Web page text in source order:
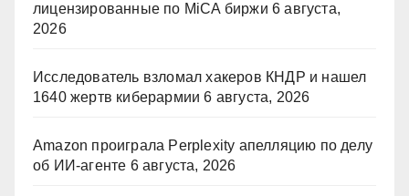
лицензированные по MiCA биржи 6 августа,
2026
Исследователь взломал хакеров КНДР и нашел
1640 жертв киберармии 6 августа, 2026
Amazon проиграла Perplexity апелляцию по делу
об ИИ-агенте 6 августа, 2026